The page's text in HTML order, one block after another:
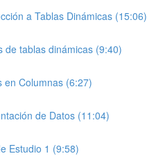
a Tablas Dinámicas (15:06)
de tablas dinámicas (9:40)
en Columnas (6:27)
de Datos (11:04)
Estudio 1 (9:58)